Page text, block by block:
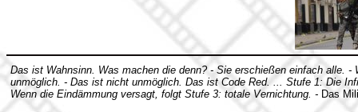
Das ist Wahnsinn. Was machen die denn? - Sie erschießen einfach alle. -
unmöglich. - Das ist nicht unmöglich. Das ist Code Red. ... Stufe 1: Die
Wenn die Eindämmung versagt, folgt Stufe 3: totale Vernichtung. - Das